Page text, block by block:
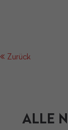
Zurück
ALLE